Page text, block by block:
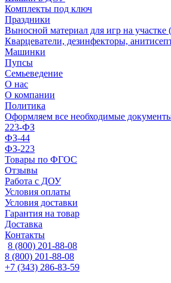
Комплекты под ключ
Праздники
Выносной материал для игр на участке
Кварцеватели, дезинфекторы,
Машинки
Пупсы
Семьеведение
О нас
О компании
Политика
Оформляем все необходимые
223-ФЗ
ФЗ-44
ФЗ-223
Товары по ФГОС
Отзывы
Работа с ДОУ
Условия оплаты
Условия доставки
Гарантия на товар
Доставка
Контакты
8 (800) 201-88-08
8 (800) 201-88-08
+7 (343) 286-83-59